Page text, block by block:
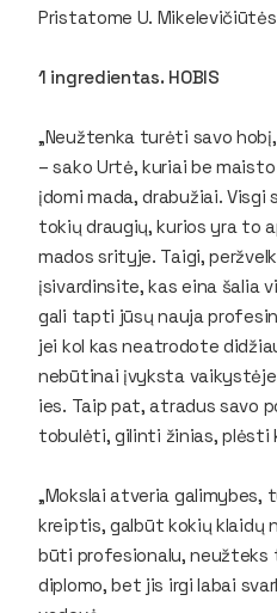
Pristatome U.
1 ingredientas. HOBIS
„Neužtenka turėti savo
– sako Urtė, kuriai be
įdomi mada, drabužiai.
tokių draugių, kurios yra to
mados srityje. Taigi,
įsivardinsite, kas eina šalia
gali tapti jūsų nauja
jei kol kas neatrodote
nebūtinai įvyksta
ies. Taip pat, atradus savo
tobulėti, gilinti žinias, plėsti
„Mokslai atveria galimybes,
kreiptis, galbūt kokių klaidų
būti profesionalu, neužteks
diplomo, bet jis irgi labai